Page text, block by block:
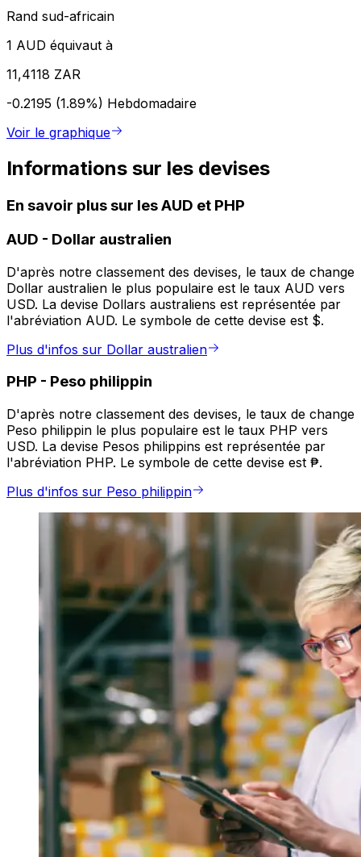
Rand sud-africain
1 AUD équivaut à
11,4118 ZAR
-0.2195 (1.89%) Hebdomadaire
Voir le graphique
Informations sur les devises
En savoir plus sur les AUD et PHP
AUD - Dollar australien
D'après notre classement des devises, le taux de change
Dollar australien le plus populaire est le taux AUD vers
USD. La devise Dollars australiens est représentée par
l'abréviation AUD. Le symbole de cette devise est $.
Plus d'infos sur Dollar australien
PHP - Peso philippin
D'après notre classement des devises, le taux de change
Peso philippin le plus populaire est le taux PHP vers
USD. La devise Pesos philippins est représentée par
l'abréviation PHP. Le symbole de cette devise est ₱.
Plus d'infos sur Peso philippin